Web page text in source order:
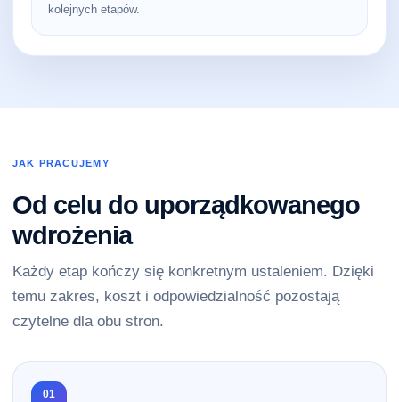
kolejnych etapów.
JAK PRACUJEMY
Od celu do uporządkowanego
wdrożenia
Każdy etap kończy się konkretnym ustaleniem. Dzięki
temu zakres, koszt i odpowiedzialność pozostają
czytelne dla obu stron.
01